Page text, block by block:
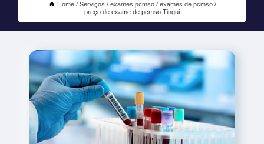
Home Serviços exames pcmso
exames de pcmso
preço de exame de pcmso Tingui